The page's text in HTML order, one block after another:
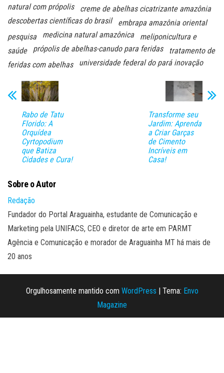
natural com própolis
creme de abelhas cicatrizante amazônia
descobertas científicas do brasil
embrapa amazônia oriental
pesquisa
medicina natural amazônica
meliponicultura e
saúde
própolis de abelhas-canudo para feridas
tratamento de
feridas com abelhas
universidade federal do pará inovação
Rabo de Tatu
Florido: A
Orquídea
Cyrtopodium
que Batiza
Cidades e Cura!
Transforme seu
Jardim: Aprenda
a Criar Garças
de Cimento
Incríveis em
Casa!
Sobre o Autor
Redação
Fundador do Portal Araguainha, estudante de Comunicação e
Marketing pela UNIFACS, CEO e diretor de arte em PARMT
Agência e Comunicação e morador de Araguainha MT há mais de
20 anos
Orgulhosamente mantido com WordPress Tema: Envo
Magazine